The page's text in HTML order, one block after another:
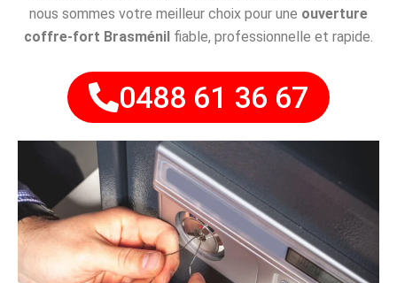
nous sommes votre meilleur choix pour une ouverture
coffre-fort Brasménil fiable, professionnelle et rapide.
0488 61 36 67